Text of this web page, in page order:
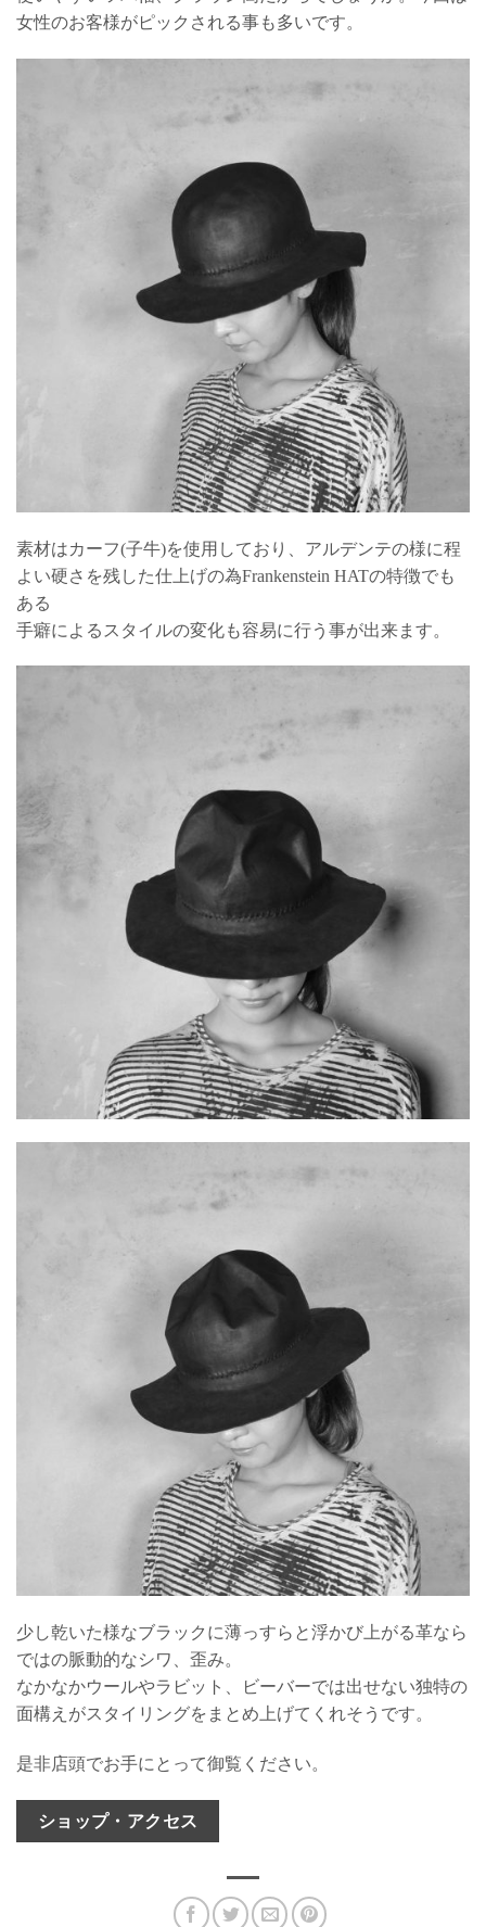
女性のお客様がピックされる事も多いです。
素材はカーフ(子牛)を使用しており、アルデンテの様に程
よい硬さを残した仕上げの為Frankenstein HATの特徴でも
ある
手癖によるスタイルの変化も容易に行う事が出来ます。
少し乾いた様なブラックに薄っすらと浮かび上がる革なら
ではの脈動的なシワ、歪み。
なかなかウールやラビット、ビーバーでは出せない独特の
面構えがスタイリングをまとめ上げてくれそうです。
是非店頭でお手にとって御覧ください。
ショップ・アクセス